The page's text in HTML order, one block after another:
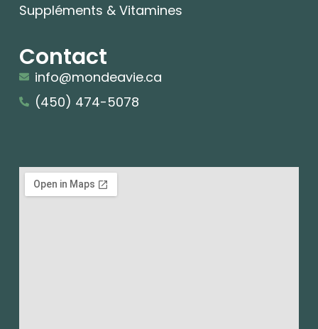
Suppléments & Vitamines
Contact
info@mondeavie.ca
(450) 474-5078